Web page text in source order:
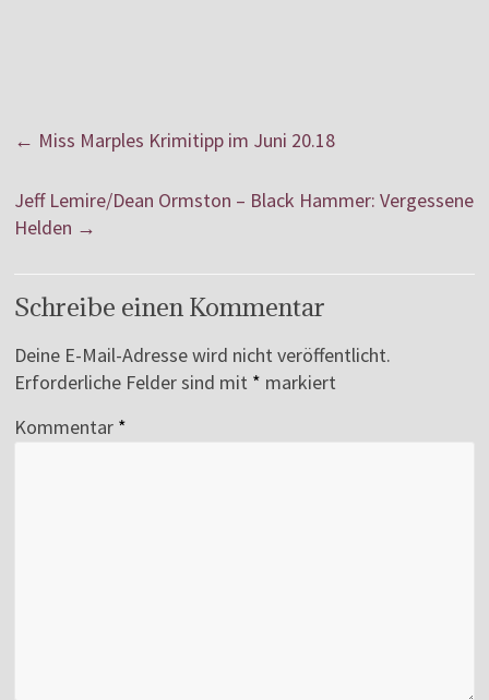
← Miss Marples Krimitipp im Juni 20.18
Jeff Lemire/Dean Ormston – Black Hammer: Vergessene
Helden →
Schreibe einen Kommentar
Deine E-Mail-Adresse wird nicht veröffentlicht.
Erforderliche Felder sind mit * markiert
Kommentar *